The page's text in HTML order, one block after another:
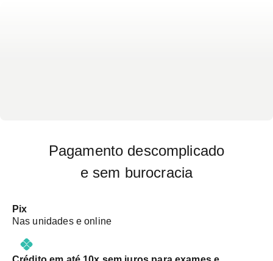
Pagamento descomplicado
e sem burocracia
Pix
Nas unidades e online